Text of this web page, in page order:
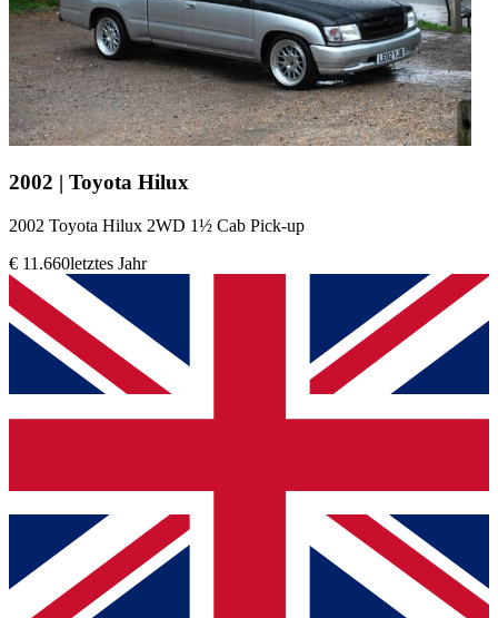
2002 | Toyota Hilux
2002 Toyota Hilux 2WD 1½ Cab Pick-up
€ 11.660letztes Jahr